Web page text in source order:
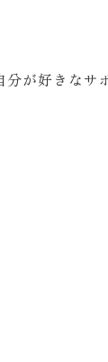
が好きなサ